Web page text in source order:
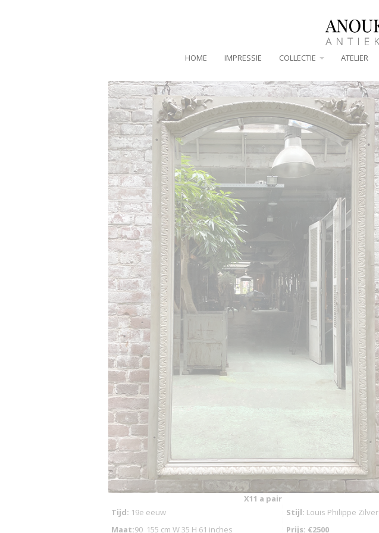
HOME IMPRESSIE COLLECTIE ATELIER
X11 a pair
Tijd: 19e eeuw Stijl: Louis Philippe Zilver
Maat:90_155 cm W 35 H 61 inches Prijs: €2500